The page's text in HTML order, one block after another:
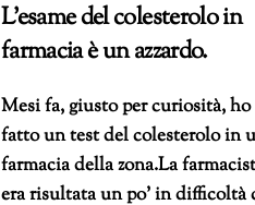
L’esame del colesterolo in
farmacia è un azzardo.
Mesi fa, giusto per curiosità, ho
fatto un test del colesterolo in
farmacia della zona.La
era risultata un po’ in difficoltà